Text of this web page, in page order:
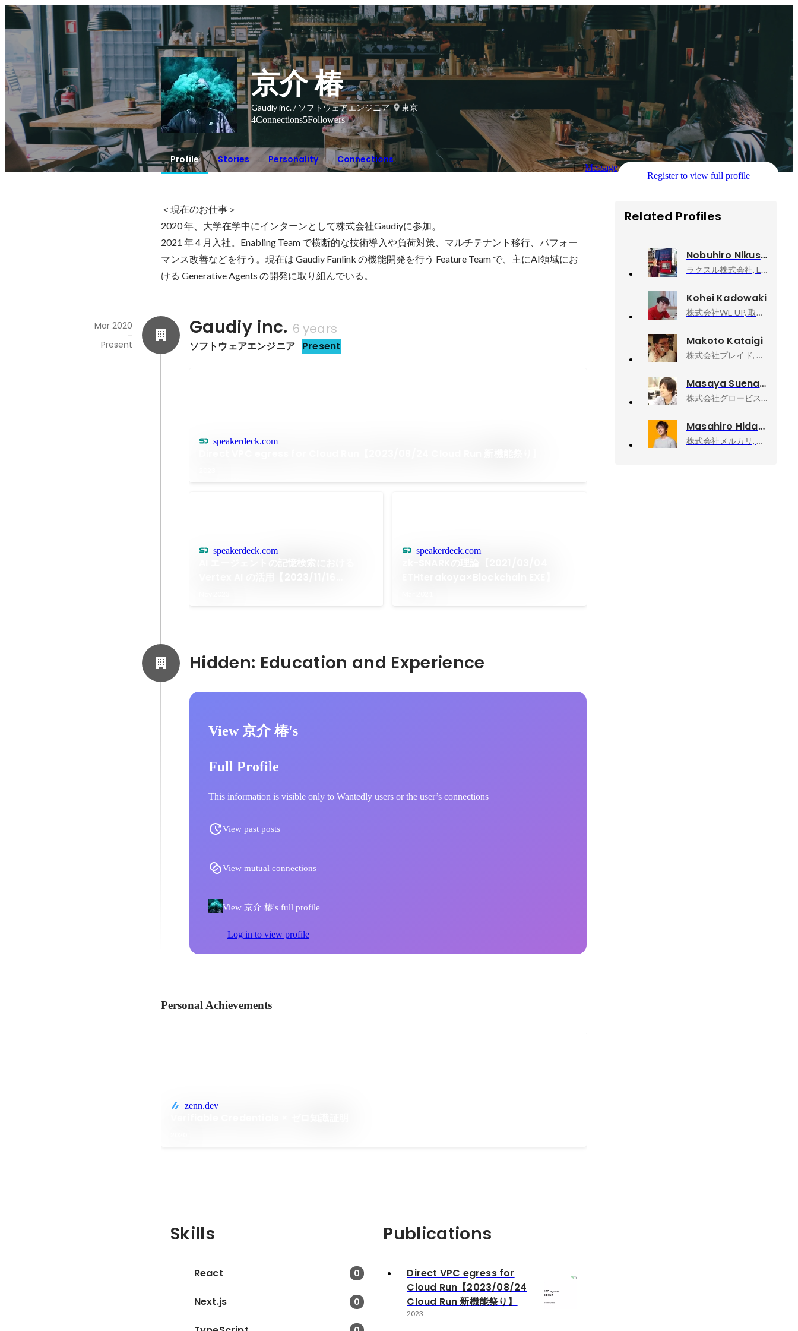
京介 椿
Gaudiy inc. / ソフトウェアエンジニア
東京
4Connections5Followers
Profile Stories Personality Connections
Message
Register to view full profile
＜現在のお仕事＞
2020 年、大学在学中にインターンとして株式会社Gaudiyに参加。
2021 年 4 月入社。Enabling Team で横断的な技術導入や負荷対策、マルチテナント移行、パフォー
マンス改善などを行う。現在は Gaudiy Fanlink の機能開発を行う Feature Team で、主にAI領域にお
ける Generative Agents の開発に取り組んでいる。
Gaudiy inc. 6 years
ソフトウェアエンジニア Present
Mar 2020
-
Present
speakerdeck.com
speakerdeck.com speakerdeck.com
View 京介 椿's
Full Profile
This information is visible only to Wantedly users or the user’s connections
View past posts
View mutual connections
View 京介 椿's full profile
Log in to view profile
Personal Achievements
zenn.dev
Skills
React 0
Next.js 0
Publications
Direct VPC egress for
Cloud Run【2023/08/24
Cloud Run 新機能祭り】
2023
Related Profiles
Nobuhiro Nikushi
ラクスル株式会社, Engineering head of ID Platform Group
Kohei Kadowaki
株式会社WE UP, 取締役 CTO
Makoto Kataigi
株式会社プレイド, エンジニア
Masaya Suenaga
株式会社グロービス, Technology Director
Masahiro Hidaka
株式会社メルカリ, メルペイ エキスパート（Android）